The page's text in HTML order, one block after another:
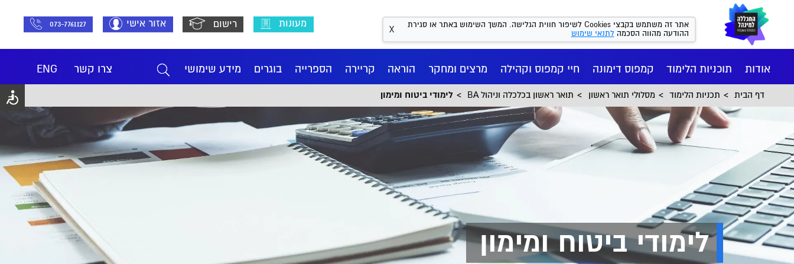
אתר זה משתמש בקבצי Cookies לשיפור חווית הגלישה. המשך השימוש באתר או סגירת
ההודעה מהווה הסכמהלתנאי שימוש X מעונות רישום אזור אישי 073-7761127
אודות תוכניות הלימוד קמפוס דימונה חיי קמפוס וקהילה מרצים ומחקר הוראה קריירה הספרייה בוגרים מידע שימושי ENG צרו קשר
דף הבית תכניות הלימוד מסלולי תואר ראשון תואר ראשון בכלכלה וניהול BA לימודי ביטוח ומימון
לימודי ביטוח ומימון